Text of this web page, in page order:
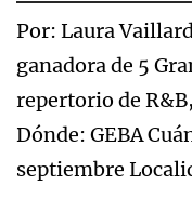
Por: Laura
ganadora de 5
repertorio de
Dónde: GEBA
septiembre